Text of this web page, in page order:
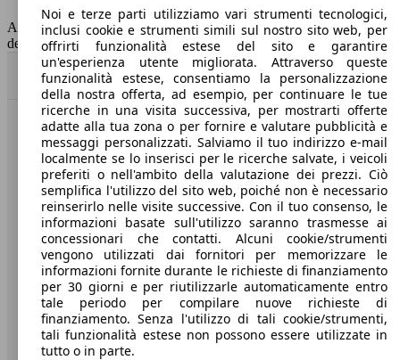
Capacità del serbatoio
47 l
AutoScout24 non si assume alcuna responsabilità per la correttezza
dei dati.
Torna su
Benvenuti su AutoScout24, il mercato auto europeo.
Società
A proposito di AutoScout24
Stampa
Media
Condizioni generali
Informazioni
Noi e terze parti utilizziamo vari strumenti tecnologici,
inclusi cookie e strumenti simili sul nostro sito web, per
offrirti funzionalità estese del sito e garantire
un'esperienza utente migliorata. Attraverso queste
funzionalità estese, consentiamo la personalizzazione
della nostra offerta, ad esempio, per continuare le tue
ricerche in una visita successiva, per mostrarti offerte
adatte alla tua zona o per fornire e valutare pubblicità e
messaggi personalizzati. Salviamo il tuo indirizzo e-mail
localmente se lo inserisci per le ricerche salvate, i veicoli
preferiti o nell'ambito della valutazione dei prezzi. Ciò
semplifica l'utilizzo del sito web, poiché non è necessario
reinserirlo nelle visite successive. Con il tuo consenso, le
informazioni basate sull'utilizzo saranno trasmesse ai
concessionari che contatti. Alcuni cookie/strumenti
vengono utilizzati dai fornitori per memorizzare le
informazioni fornite durante le richieste di finanziamento
per 30 giorni e per riutilizzarle automaticamente entro
tale periodo per compilare nuove richieste di
finanziamento. Senza l'utilizzo di tali cookie/strumenti,
tali funzionalità estese non possono essere utilizzate in
tutto o in parte.